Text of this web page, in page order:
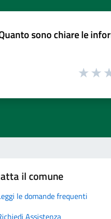
sono chiare le
il comune
le domande frequenti
Assistenza